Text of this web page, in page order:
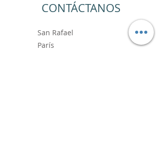
CONTÁCTANOS
San Rafael
París